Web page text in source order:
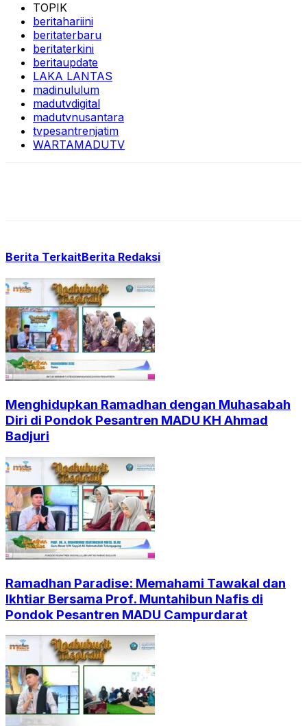
TOPIK
beritahariini
beritaterbaru
beritaterkini
beritaupdate
LAKA LANTAS
madinululum
madutvdigital
madutvnusantara
tvpesantrenjatim
WARTAMADUTV
Berita TerkaitBerita Redaksi
Menghidupkan Ramadhan dengan Muhasabah
Diri di Pondok Pesantren MADU KH Ahmad
Badjuri
Ramadhan Paradise: Memahami Tawakal dan
Ikhtiar Bersama Prof. Muntahibun Nafis di
Pondok Pesantren MADU Campurdarat